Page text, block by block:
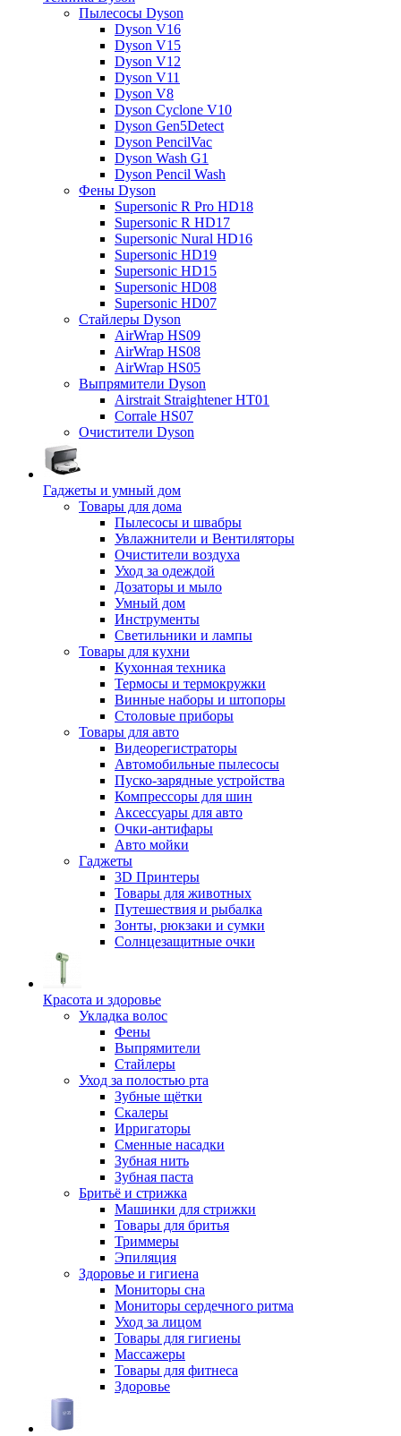
Пылесосы Dyson
Dyson V16
Dyson V15
Dyson V12
Dyson V11
Dyson V8
Dyson Cyclone V10
Dyson Gen5Detect
Dyson PencilVac
Dyson Wash G1
Dyson Pencil Wash
Фены Dyson
Supersonic R Pro HD18
Supersonic R HD17
Supersonic Nural HD16
Supersonic HD19
Supersonic HD15
Supersonic HD08
Supersonic HD07
Стайлеры Dyson
AirWrap HS09
AirWrap HS08
AirWrap HS05
Выпрямители Dyson
Airstrait Straightener HT01
Corrale HS07
Очистители Dyson
Гаджеты и умный дом
Товары для дома
Пылесосы и швабры
Увлажнители и Вентиляторы
Очистители воздуха
Уход за одеждой
Дозаторы и мыло
Умный дом
Инструменты
Светильники и лампы
Товары для кухни
Кухонная техника
Термосы и термокружки
Винные наборы и штопоры
Столовые приборы
Товары для авто
Видеорегистраторы
Автомобильные пылесосы
Пуско-зарядные устройства
Компрессоры для шин
Аксессуары для авто
Очки-антифары
Авто мойки
Гаджеты
3D Принтеры
Товары для животных
Путешествия и рыбалка
Зонты, рюкзаки и сумки
Солнцезащитные очки
Красота и здоровье
Укладка волос
Фены
Выпрямители
Стайлеры
Уход за полостью рта
Зубные щётки
Скалеры
Ирригаторы
Сменные насадки
Зубная нить
Зубная паста
Бритьё и стрижка
Машинки для стрижки
Товары для бритья
Триммеры
Эпиляция
Здоровье и гигиена
Мониторы сна
Мониторы сердечного ритма
Уход за лицом
Товары для гигиены
Массажеры
Товары для фитнеса
Здоровье